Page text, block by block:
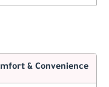
& Convenience